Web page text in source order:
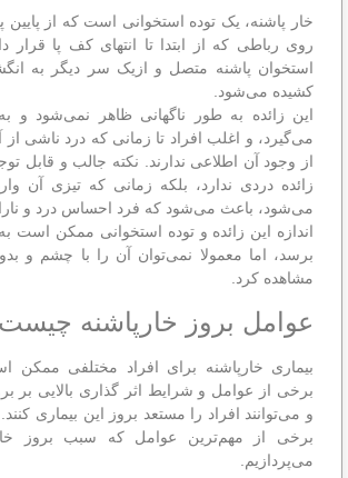
خار پاشنه، یک توده استخوانی است که از پایین
روی رباطی که از ابتدا تا انتهای کف پا قرار
استخوان پاشنه متصل و ازیک سر دیگر به
کشیده می‌شود.
این زائده به طور ناگهانی ظاهر نمی‌شود و
می‌گیرد، و اغلب افراد تا زمانی که درد ناشی از
از وجود آن اطلاعی ندارند. نکته جالب و قابل
زائده دردی ندارد، بلکه زمانی که تیزی آن
می‌شود، باعث می‌شود که فرد احساس درد و
برسد، اما معمولا نمی‌توان آن را با چشم و
مشاهده کرد.
عوامل بروز خارپاشنه
بیماری خارپاشنه برای افراد مختلفی ممکن
برخی از عوامل و شرایط اثر گذاری بالایی بر
و می‌توانند افراد را مستعد بروز این بیماری
برخی از مهم‌ترین عوامل که سبب بروز
می‌پردازیم.